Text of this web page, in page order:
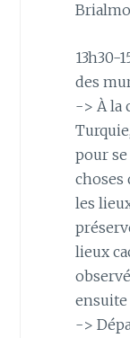
13h30-
des
-> À la
pour
choses
les
lieux
ensuite
->